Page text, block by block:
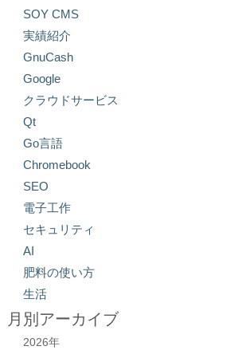
SOY CMS
実績紹介
GnuCash
Google
クラウドサービス
Qt
Go言語
Chromebook
SEO
電子工作
セキュリティ
AI
肥料の使い方
生活
月別アーカイブ
2026年